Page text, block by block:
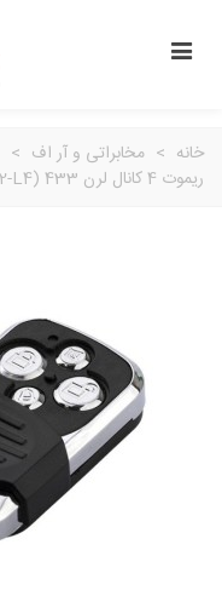
خانه > مخابراتی و آر اف >
ریموت 4 کانال لرن 433 (MEC02-L4)